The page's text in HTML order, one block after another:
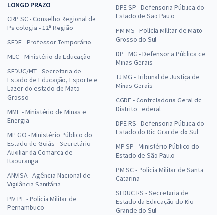
LONGO PRAZO
CRP SC - Conselho Regional de
Psicologia - 12ª Região
SEDF - Professor Temporário
MEC - Ministério da Educação
SEDUC/MT - Secretaria de
Estado de Educação, Esporte e
Lazer do estado de Mato
Grosso
MME - Ministério de Minas e
Energia
MP GO - Ministério Público do
Estado de Goiás - Secretário
Auxiliar da Comarca de
Itapuranga
ANVISA - Agência Nacional de
Vigilância Sanitária
PM PE - Polícia Militar de
Pernambuco
DPE SP - Defensoria Pública do
Estado de São Paulo
PM MS - Polícia Militar de Mato
Grosso do Sul
DPE MG - Defensoria Pública de
Minas Gerais
TJ MG - Tribunal de Justiça de
Minas Gerais
CGDF - Controladoria Geral do
Distrito Federal
DPE RS - Defensoria Pública do
Estado do Rio Grande do Sul
MP SP - Ministério Público do
Estado de São Paulo
PM SC - Polícia Militar de Santa
Catarina
SEDUC RS - Secretaria de
Estado da Educação do Rio
Grande do Sul